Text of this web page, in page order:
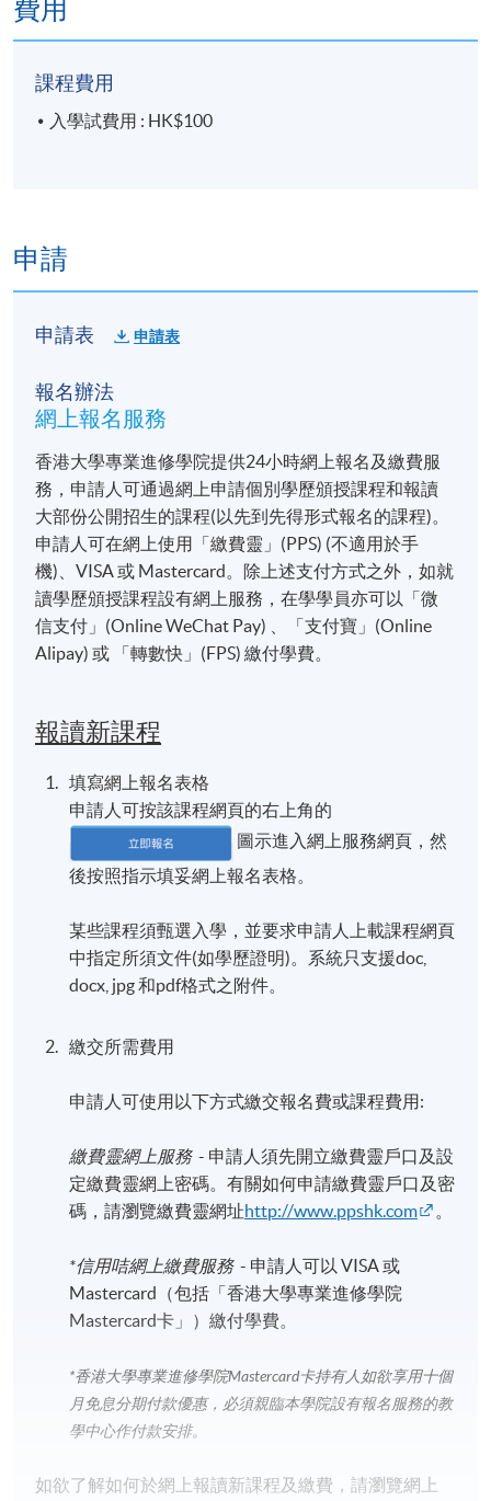
地點: 九龍東分校，九龍灣宏開道28號（九龍灣港鐵
站B出口）
＊第
Now
日期: 2026年9月19日（六）， 2:30 – 3:30pm
站B出口）
費用
課程費用
入學試費用 : HK$100
申請
申請表 申請表
報名辦法
網上報名服務
香港大學專業進修學院提供24小時網上報名及繳費服
務，申請人可通過網上申請個別學歷頒授課程和報讀
大部份公開招生的課程(以先到先得形式報名的課程)。
申請人可在網上使用「繳費靈」(PPS) (不適用於手
機)、VISA 或 Mastercard。除上述支付方式之外，如就
讀學歷頒授課程設有網上服務，在學學員亦可以「微
信支付」(Online WeChat Pay) 、「支付寶」(Online
Alipay) 或 「轉數快」(FPS) 繳付學費。
報讀新課程
填寫網上報名表格
申請人可按該課程網頁的右上角的
圖示進入網上服務網頁，然
後按照指示填妥網上報名表格。
某些課程須甄選入學，並要求申請人上載課程網頁
中指定所須文件(如學歷證明)。系統只支援doc,
docx, jpg 和pdf格式之附件。
繳交所需費用
申請人可使用以下方式繳交報名費或課程費用:
繳費靈網上服務- 申請人須先開立繳費靈戶口及設
定繳費靈網上密碼。有關如何申請繳費靈戶口及密
碼，請瀏覽繳費靈網址http://www.ppshk.com 。
*信用咭網上繳費服務- 申請人可以 VISA 或
Mastercard（包括「香港大學專業進修學院
Mastercard卡」）繳付學費。
*香港大學專業進修學院Mastercard卡持有人如欲享用十個
月免息分期付款優惠，必須親臨本學院設有報名服務的教
學中心作付款安排。
如欲了解如何於網上報讀新課程及繳費，請瀏覽網上